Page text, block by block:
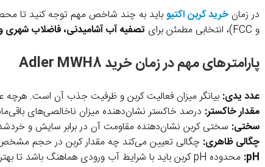
در زمان خرید کربن اکتیو
و FCC)، انتخابی مطمئن برای
تصفیه آب آشامیدنی، فاضلاب
پارامترهای مهم در زمان خرید Adler MWH8
عدد یدی: بیانگر میزان فعالیت کربن و ظرفیت جذب آن است. هرچه
مقدار خاکستر: درصد خاکستر نشان‌دهنده میزان ناخالصی‌های
سختی: سختی کربن نشان‌دهنده مقاومت آن در برابر سایش و
چگالی ظاهری: چگالی تعیین می‌کند چه مقدار کربن در حجم مشخص
pH: محدوده pH کربن باید با شرایط آب ورودی هماهنگ باشد تا بهترین عملکرد در جذب و خنثی‌سازی آلاینده‌ها داشته باشد.